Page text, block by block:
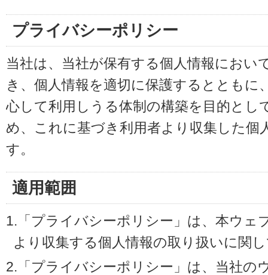
プライバシーポリシー
当社は、当社が保有する個人情報におい
き、個人情報を適切に保護するとともに
心して利用しうる体制の構築を目的とし
め、これに基づき利用者より収集した個
す。
適用範囲
1.「プライバシーポリシー」は、本ウェ
より収集する個人情報の取り扱いに関
2.「プライバシーポリシー」は、当社の